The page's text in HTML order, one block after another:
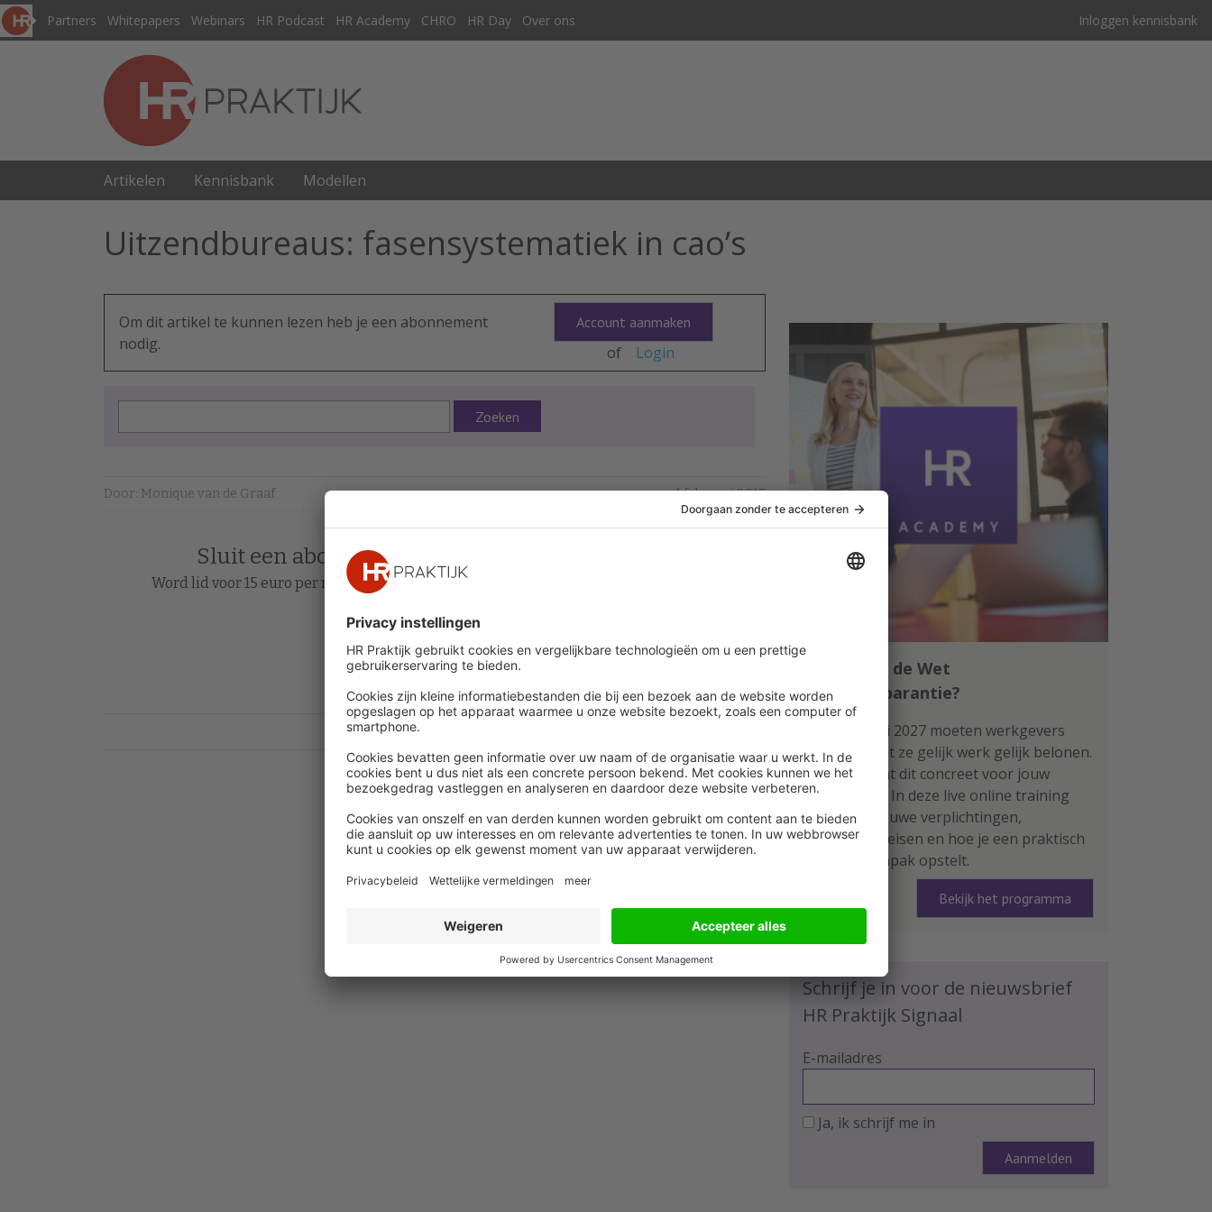
Partners Whitepapers Webinars HR Podcast HR Academy CHRO HR Day Over ons Inloggen kennisbank
Artikelen Kennisbank Modellen
Uitzendbureaus: fasensystematiek in cao’s
Om dit artikel te kunnen lezen heb je een abonnement
nodig.
Account aanmaken
of Login
Zoeken
Door: Monique van de Graaf 4 februari 2013
Sluit een abonnement af om dit artikel te lezen
Word lid voor 15 euro per maand en lees onbeperkt alle artikelen in onze kennisbank
Account aanmaken
Heb je al een account ?Log in
Klaar voor de Wet
loontransparantie?
Per 1 januari 2027 moeten werkgevers
aantonen dat ze gelijk werk gelijk belonen.
Wat betekent dit concreet voor jouw
organisatie? In deze live online training
leer je de nieuwe verplichtingen,
rapportage-eisen en hoe je een praktisch
plan van aanpak opstelt.
Bekijk het programma
Schrijf je in voor de nieuwsbrief
HR Praktijk Signaal
E-mailadres
Ja, ik schrijf me in